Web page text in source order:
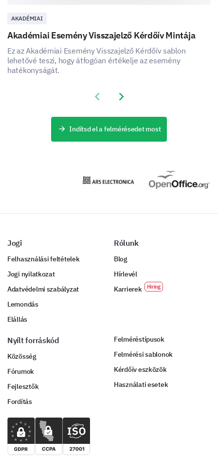
Write-in choice (please specify)
AKADÉMIAI
Akadémiai Esemény Visszajelző Kérdőív Mintája
Ez az Akadémiai Esemény Visszajelző Kérdőív sablon
lehetővé teszi, hogy átfogóan értékelje az esemény
hatékonyságát.
Previous slide
Next slide
Indítsd el a felmérésedet most
Jogi
Felhasználási feltételek
Jogi nyilatkozat
Adatvédelmi szabályzat
Lemondás
Elállás
Rólunk
Blog
Hírlevél
Karrierek
Nyílt forráskód
Közösség
Fórumok
Fejlesztők
Fordítás
Felméréstípusok
Felmérési sablonok
Kérdőív eszközök
Használati esetek